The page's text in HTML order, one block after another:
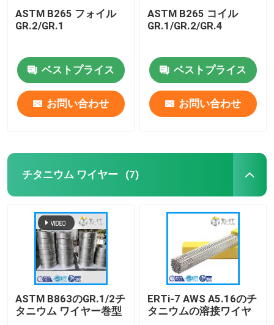
ASTM B265 フォイル
GR.2/GR.1
ベストプライス
お問い合わせ
ASTM B265 コイル
GR.1/GR.2/GR.4
ベストプライス
お問い合わせ
チタニウム ワイヤー (7)
ASTM B863のGR.1/2チ
タニウム ワイヤー巻型
ERTi-7 AWS A5.16のチ
タニウムの溶接ワイヤ